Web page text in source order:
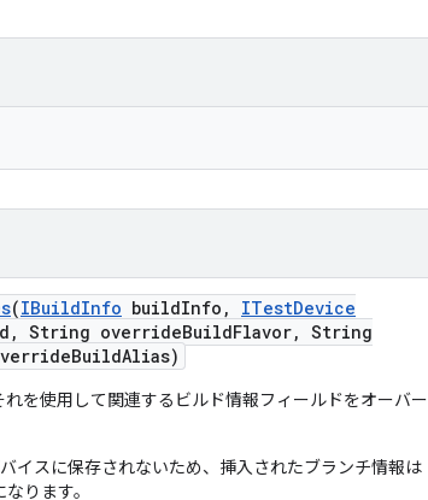
(IBuildInfo buildInfo , ITestDevice
, String overrideBuildFlavor, String
BuildAlias)
を使用して関連するビルド情報フィールドをオーバー
イスに保存されないため、挿入されたブランチ情報は
ります。